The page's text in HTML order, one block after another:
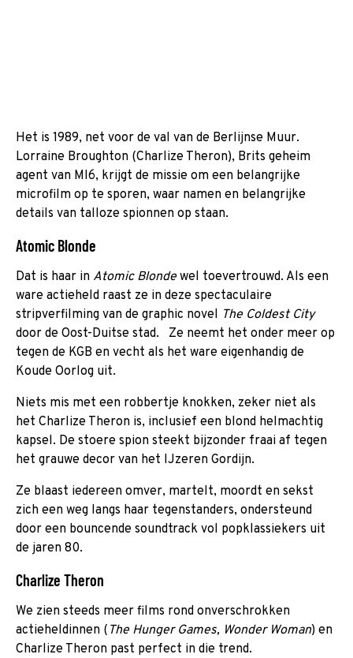
Het is 1989, net voor de val van de Berlijnse Muur.
Lorraine Broughton (Charlize Theron), Brits geheim
agent van MI6, krijgt de missie om een belangrijke
microfilm op te sporen, waar namen en belangrijke
details van talloze spionnen op staan.
Atomic Blonde
Dat is haar in Atomic Blondewel toevertrouwd. Als een
ware actieheld raast ze in deze spectaculaire
stripverfilming van de graphic novel The Coldest City
door de Oost-Duitse stad. Ze neemt het onder meer op
tegen de KGB en vecht als het ware eigenhandig de
Koude Oorlog uit.
Niets mis met een robbertje knokken, zeker niet als
het Charlize Theron is, inclusief een blond helmachtig
kapsel. De stoere spion steekt bijzonder fraai af tegen
het grauwe decor van het IJzeren Gordijn.
Ze blaast iedereen omver, martelt, moordt en sekst
zich een weg langs haar tegenstanders, ondersteund
door een bouncende soundtrack vol popklassiekers uit
de jaren 80.
Charlize Theron
We zien steeds meer films rond onverschrokken
actieheldinnen ( The Hunger Games, Wonder Woman) en
Charlize Theron past perfect in die trend.